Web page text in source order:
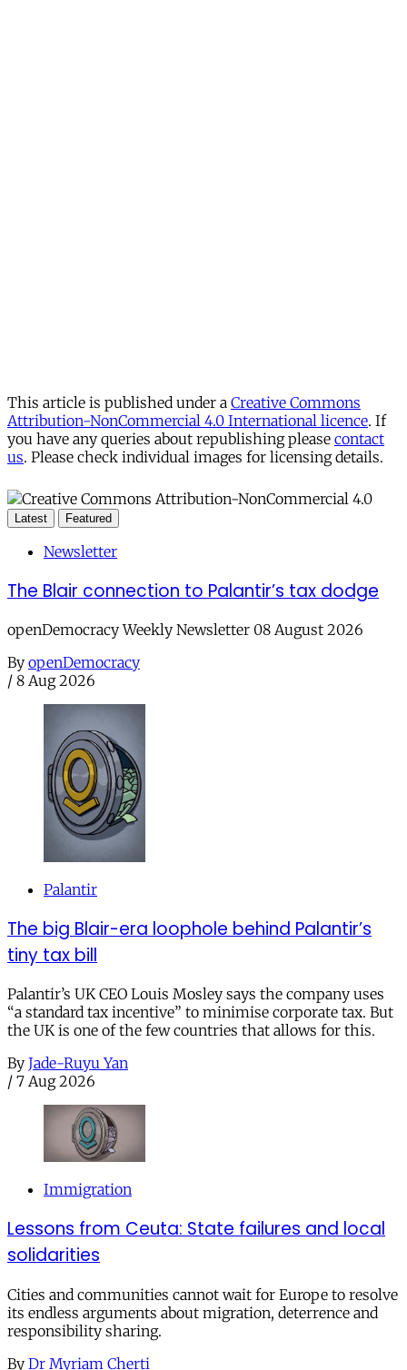
This article is published under a Creative Commons
Attribution-NonCommercial 4.0 International licence. If
you have any queries about republishing please contact
us. Please check individual images for licensing details.
Latest Featured
Newsletter
The Blair connection to Palantir’s tax dodge
openDemocracy Weekly Newsletter 08 August 2026
By openDemocracy
/ 8 Aug 2026
Palantir
The big Blair-era loophole behind Palantir’s
tiny tax bill
Palantir’s UK CEO Louis Mosley says the company uses
“a standard tax incentive” to minimise corporate tax. But
the UK is one of the few countries that allows for this.
By Jade-Ruyu Yan
/ 7 Aug 2026
Immigration
Lessons from Ceuta: State failures and local
solidarities
Cities and communities cannot wait for Europe to resolve
its endless arguments about migration, deterrence and
responsibility sharing.
By Dr Myriam Cherti